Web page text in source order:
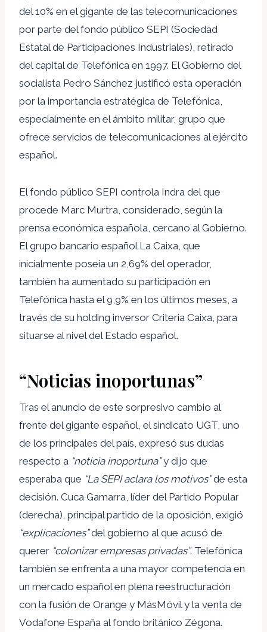
del 10% en el gigante de las telecomunicaciones
por parte del fondo público SEPI (Sociedad
Estatal de Participaciones Industriales), retirado
del capital de Telefónica en 1997. El Gobierno del
socialista Pedro Sánchez justificó esta operación
por la importancia estratégica de Telefónica,
especialmente en el ámbito militar, grupo que
ofrece servicios de telecomunicaciones al ejército
español.
El fondo público SEPI controla Indra del que
procede Marc Murtra, considerado, según la
prensa económica española, cercano al Gobierno.
El grupo bancario español La Caixa, que
inicialmente poseía un 2,69% del operador,
también ha aumentado su participación en
Telefónica hasta el 9,9% en los últimos meses, a
través de su holding inversor Criteria Caixa, para
situarse al nivel del Estado español.
“Noticias inoportunas”
Tras el anuncio de este sorpresivo cambio al
frente del gigante español, el sindicato UGT, uno
de los principales del país, expresó sus dudas
respecto a “noticia inoportuna”y dijo que
esperaba que “La SEPI aclara los motivos”de esta
decisión. Cuca Gamarra, líder del Partido Popular
(derecha), principal partido de la oposición, exigió
“explicaciones”del gobierno al que acusó de
querer “colonizar empresas privadas”. Telefónica
también se enfrenta a una mayor competencia en
un mercado español en plena reestructuración
con la fusión de Orange y MásMóvil y la venta de
Vodafone España al fondo británico Zégona.